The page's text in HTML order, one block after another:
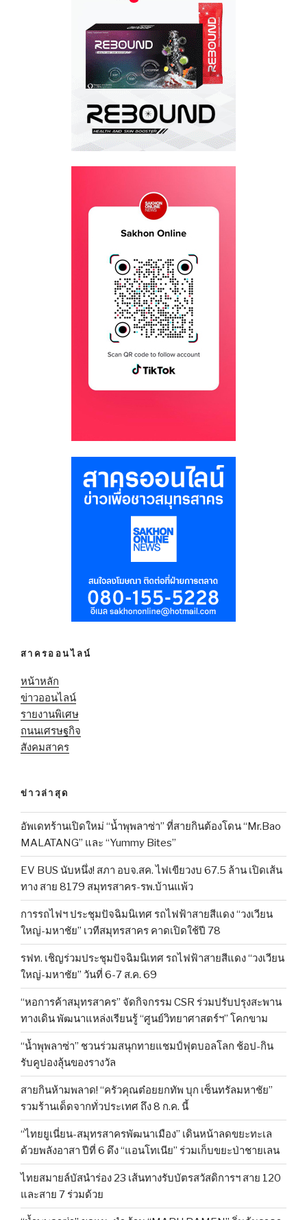
สาครออนไลน์
หน้าหลัก
ข่าวออนไลน์
รายงานพิเศษ
ถนนเศรษฐกิจ
สังคมสาคร
ข่าวล่าสุด
อัพเดทร้านเปิดใหม่ “น้ำพุพลาซ่า” ที่สายกินต้องโดน “Mr.Bao
MALATANG” และ “Yummy Bites”
EV BUS นับหนึ่ง! สภา อบจ.สค. ไฟเขียวงบ 67.5 ล้าน เปิดเส้น
ทาง สาย 8179 สมุทรสาคร-รพ.บ้านแพ้ว
การรถไฟฯ ประชุมปัจฉิมนิเทศ รถไฟฟ้าสายสีแดง “วงเวียน
ใหญ่-มหาชัย” เวทีสมุทรสาคร คาดเปิดใช้ปี 78
รฟท. เชิญร่วมประชุมปัจฉิมนิเทศ รถไฟฟ้าสายสีแดง “วงเวียน
ใหญ่-มหาชัย” วันที่ 6-7 ส.ค. 69
“หอการค้าสมุทรสาคร” จัดกิจกรรม CSR ร่วมปรับปรุงสะพาน
ทางเดิน พัฒนาแหล่งเรียนรู้ “ศูนย์วิทยาศาสตร์ฯ” โคกขาม
“น้ำพุพลาซ่า” ชวนร่วมสนุกทายแชมป์ฟุตบอลโลก ช้อป-กิน
รับคูปองลุ้นของรางวัล
สายกินห้ามพลาด! “ครัวคุณต๋อยยกทัพ บุก เซ็นทรัลมหาชัย”
รวมร้านเด็ดจากทั่วประเทศ ถึง 8 ก.ค. นี้
“ไทยยูเนี่ยน-สมุทรสาครพัฒนาเมือง” เดินหน้าลดขยะทะเล
ด้วยพลังอาสา ปีที่ 6 ดึง “แอนโทเนีย” ร่วมเก็บขยะป่าชายเลน
ไทยสมายล์บัสนำร่อง 23 เส้นทางรับบัตรสวัสดิการฯ สาย 120
และสาย 7 ร่วมด้วย